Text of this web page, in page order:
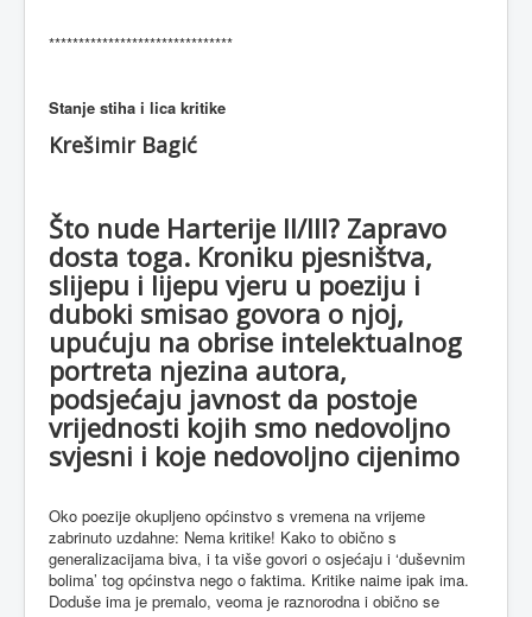
*******************************
Stanje stiha i lica kritike
Krešimir Bagić
Što nude Harterije II/III? Zapravo
dosta toga. Kroniku pjesništva,
slijepu i lijepu vjeru u poeziju i
duboki smisao govora o njoj,
upućuju na obrise intelektualnog
portreta njezina autora,
podsjećaju javnost da postoje
vrijednosti kojih smo nedovoljno
svjesni i koje nedovoljno cijenimo
Oko poezije okupljeno općinstvo s vremena na vrijeme
zabrinuto uzdahne: Nema kritike! Kako to obično s
generalizacijama biva, i ta više govori o osjećaju i ‘duševnim
bolima’ tog općinstva nego o faktima. Kritike naime ipak ima.
Doduše ima je premalo, veoma je raznorodna i obično se